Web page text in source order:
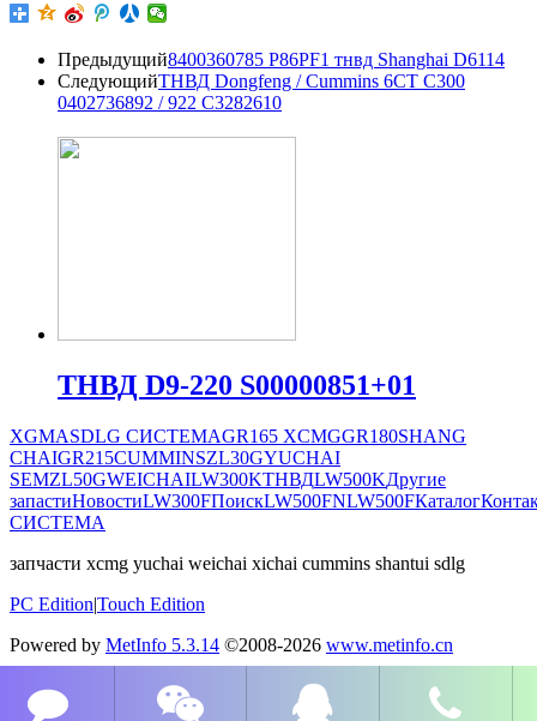
Предыдущий8400360785 P86PF1 тнвд Shanghai D6114
СледующийТНВД Dongfeng / Cummins 6CT С300
0402736892 / 922 C3282610
ТНВД D9-220 S00000851+01
XGMASDLG СИСТЕМАGR165 XCMGGR180SHANG
CHAIGR215CUMMINSZL30GYUCHAI
SEMZL50GWEICHAILW300KТНВДLW500KДругие
запастиНовостиLW300FПоискLW500FNLW500FКаталог
СИСТЕМА
запчасти xcmg yuchai weichai xichai cummins shantui sdlg
PC Edition|Touch Edition
Powered by MetInfo 5.3.14 ©2008-2026 www.metinfo.cn